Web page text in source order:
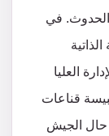
الحدوث. في
العليا
قناعات
حال الجيش